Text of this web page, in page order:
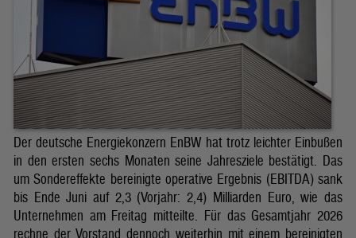
Der deutsche Energiekonzern EnBW hat trotz leichter Einbußen
in den ersten sechs Monaten seine Jahresziele bestätigt. Das
um Sondereffekte bereinigte operative Ergebnis (EBITDA) sank
bis Ende Juni auf 2,3 (Vorjahr: 2,4) Milliarden Euro, wie das
Unternehmen am Freitag mitteilte. Für das Gesamtjahr 2026
rechne der Vorstand dennoch weiterhin mit einem bereinigten